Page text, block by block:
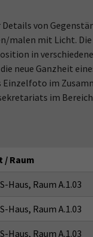
von
malen mit Licht.
in
neue Ganzheit
Einzelfoto im
im Bereich
/ Raum
Haus, Raum A.1.03
Haus, Raum A.1.03
Haus, Raum A.1.03